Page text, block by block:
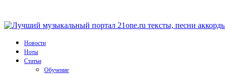
Новости
Ноты
Статьи
Обучение